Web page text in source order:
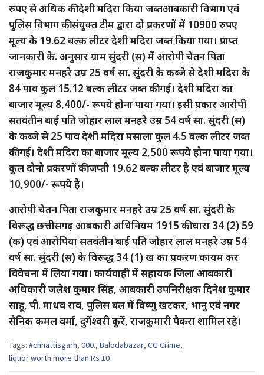
रुपए से अधिक की देशी मदिरा किया जब्तआबकारी विभाग एवं
पुलिस विभाग की संयुक्त टीम द्वारा दो प्रकरणों में 10900 रुपए
मूल्य के 19.62 बल्क लीटर देशी मदिरा जब्त किया गया। प्राप्त
जानकारी के. अनुसार ग्राम सुंदरी (स) में आरोपी चेतन पिता
राजकुमार मनहरे उम्र 25 वर्ष सा. सुंदरी के कब्जे से देशी मदिरा के
84 पाव कुल 15.12 बल्क लीटर जब्त की गई। देशी मदिरा का
बाजार मूल्य 8,400/- रूपये होना पाया गया। इसी प्रकार आरोपी
सतवंतीन बाई पति जोहार लाल मनहरे उम्र 54 वर्ष सा. सुंदरी (स)
के कब्जे से 25 पाव देशी मदिरा मसाला कुल 4.5 बल्क लीटर जब्त
की गई। देशी मदिरा का बाजार मूल्य 2,500 रूपये होना पाया गया।
कुल दोनो प्रकरणों की जप्ती 19.62 बल्क लीटर है एवं बाजार मूल्य
10,900/- रूपये है।
आरोपी चेतन पिता राजकुमार मनहरे उम्र 25 वर्ष सा. सुंदरी के
विरूद्ध छत्तीसगढ़ आबकारी अधिनियम 1915 की धारा 34 (2) 59
(क) एवं आरोपिया सतवंतीन बाई पति जोहार लाल मनहरे उम्र 54
वर्ष सा. सुंदरी (स) के विरूद्ध 34 (1) ख का प्रकरण कायम कर
विवेचना में लिया गया। कार्यवाही में सहायक जिला आबकारी
अधिकारी जलेश कुमार सिंह, आबकारी उपनिरीक्षक दिनेश कुमार
साहू, पी. माधव राव, पुलिस बल में विष्णु खटकर, भानु एवं नगर
सैनिक कमल वर्मा, दुर्गेश्वरी कुर्रे, राजकुमारी पैकरा शामिल रहे।
Tags: #chhattisgarh, 000., Balodabazar, CG Crime,
liquor worth more than Rs 10